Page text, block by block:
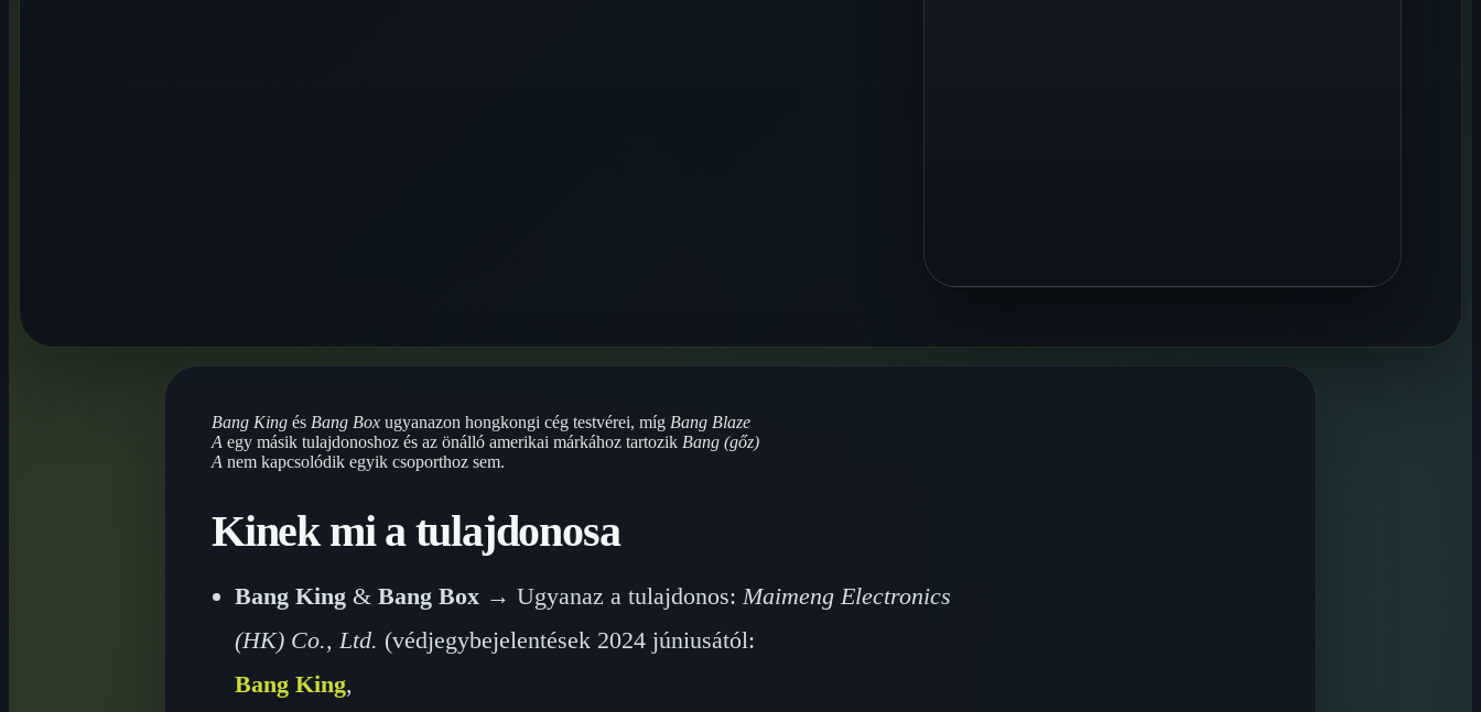
Bang King és Bang Box ugyanazon hongkongi cég testvérei, míg Bang Blaze
A egy másik tulajdonoshoz és az önálló amerikai márkához tartozik Bang (gőz)
A nem kapcsolódik egyik csoporthoz sem.
Kinek mi a tulajdonosa
Bang King& Bang Box→ Ugyanaz a tulajdonos: Maimeng Electronics
(HK) Co., Ltd. (védjegybejelentések 2024 júniusától:
Bang King,